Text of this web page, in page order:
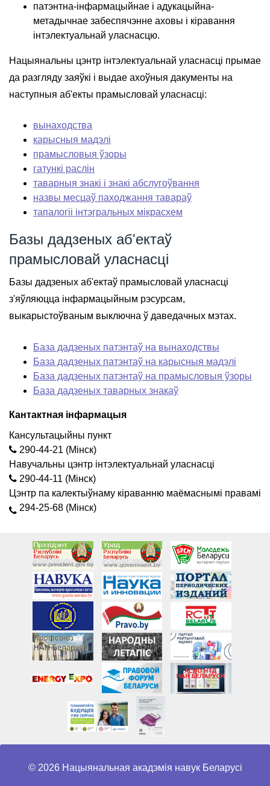
патэнтна-інфармацыйнае і адукацыйна-
метадычнае забеспячэнне аховы і кіравання
інтэлектуальнай уласнасцю.
Нацыянальны цэнтр інтэлектуальнай уласнасці прымае
да разгляду заяўкі і выдае ахоўныя дакументы на
наступныя аб'екты прамысловай уласнасці:
вынаходства
карысныя мадэлі
прамысловыя ўзоры
гатункі раслін
таварныя знакі і знакі абслугоўвання
назвы месцаў паходжання тавараў
тапалогіі інтэгральных мікрасхем
Базы дадзеных аб'ектаў
прамысловай уласнасці
Базы дадзеных аб'ектаў прамысловай уласнасці
з'яўляюцца інфармацыйным рэсурсам,
выкарыстоўваным выключна ў даведачных мэтах.
База дадзеных патэнтаў на вынаходствы
База дадзеных патэнтаў на карысныя мадэлі
База дадзеных патэнтаў на прамысловыя ўзоры
База дадзеных таварных знакаў
Кантактная інфармацыя
Кансультацыйны пункт
290-44-21 (Мінск)
Навучальны цэнтр інтэлектуальнай уласнасці
290-44-11 (Мінск)
Цэнтр па калектыўнаму кіраванню маёмаснымі правамі
294-25-68 (Мінск)
© 2026 Нацыянальная акадэмія навук Беларусі